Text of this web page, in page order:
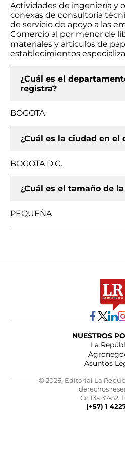
Actividades de ingeniería y
conexas de consultoría
de servicio de apoyo a las
Comercio al por menor de
materiales y artículos de
establecimientos
¿Cuál es el
registra?
BOGOTA
¿Cuál es la ciudad en el
BOGOTA D.C.
¿Cuál es el tamaño de
PEQUEÑA
NUESTROS
La
Asuntos
© 2026, Editorial La
derechos
Cr. 13a 37-32,
(+57) 1